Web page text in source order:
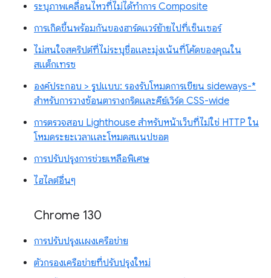
ระบุภาพเคลื่อนไหวที่ไม่ได้ทำการ Composite
การเกิดขึ้นพร้อมกันของฮาร์ดแวร์ย้ายไปที่เซ็นเซอร์
ไม่สนใจสคริปต์ที่ไม่ระบุชื่อและมุ่งเน้นที่โค้ดของคุณใน
สแต็กเทรซ
องค์ประกอบ > รูปแบบ: รองรับโหมดการเขียน sideways-*
สำหรับการวางซ้อนตารางกริดและคีย์เวิร์ด CSS-wide
การตรวจสอบ Lighthouse สำหรับหน้าเว็บที่ไม่ใช่ HTTP ใน
โหมดระยะเวลาและโหมดสแนปชอต
การปรับปรุงการช่วยเหลือพิเศษ
ไฮไลต์อื่นๆ
Chrome 130
การปรับปรุงแผงเครือข่าย
ตัวกรองเครือข่ายที่ปรับปรุงใหม่